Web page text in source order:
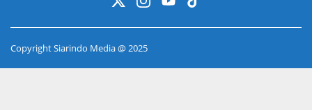
Copyright Siarindo Media @ 2025